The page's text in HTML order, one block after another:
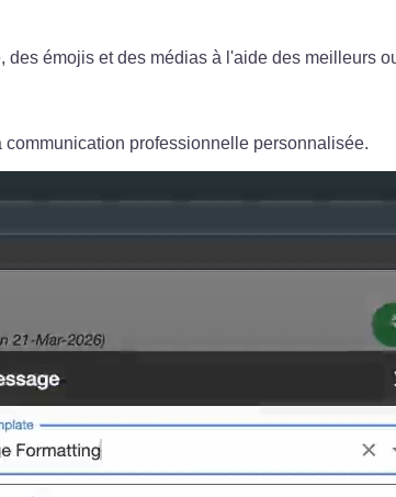
émojis et des médias à l'aide des meilleurs
professionnelle personnalisée.